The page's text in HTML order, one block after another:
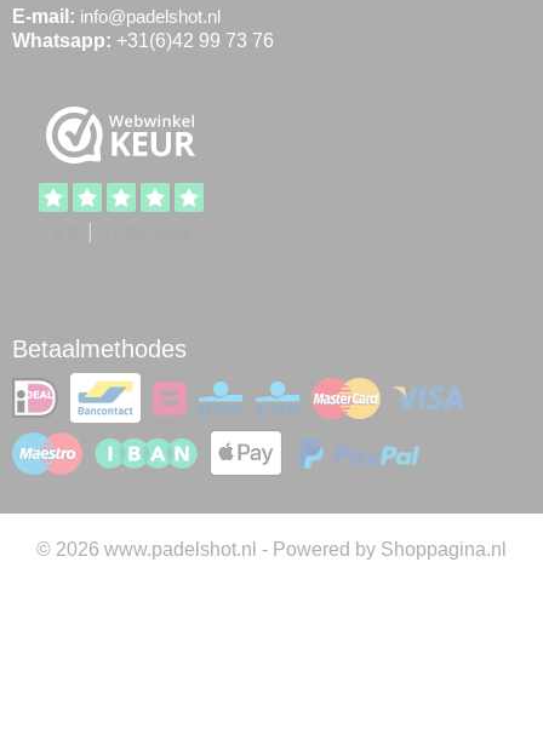
E-mail: info@padelshot.nl
Whatsapp: +31(6)42 99 73 76
Betaalmethodes
© 2026 www.padelshot.nl - Powered by Shoppagina.nl